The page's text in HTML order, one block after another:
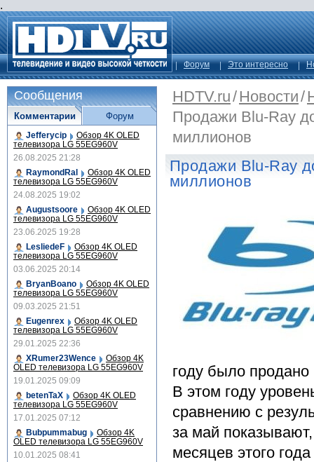
.
Форум Это интересно
HDTV.ru/Новости/
Продажи Blu-Ray
миллионов
Продажи Blu-Ray
миллионов
году было
В этом году
сравнению с
за май
месяцев этого
Сообщения
Комментарии
Jefferycip Обзор 4K OLED
телевизора LG 55EG960V
26.08.2025 21:28
RaymondRal
Обзор 4K OLED
телевизора LG 55EG960V
24.08.2025 19:02
Augustsoore
Обзор 4K OLED
телевизора LG 55EG960V
23.06.2025 19:28
LesliedeF
Обзор 4K OLED
телевизора LG 55EG960V
03.06.2025 20:14
BryanBoano
Обзор 4K OLED
телевизора LG 55EG960V
09.03.2025 21:51
Eugenrex
Обзор 4K OLED
телевизора LG 55EG960V
29.01.2025 22:36
XRumer23Wence
Обзор 4K
OLED телевизора LG 55EG960V
19.01.2025 09:09
betenTaX
Обзор 4K OLED
телевизора LG 55EG960V
17.01.2025 07:12
Bubpummabug
Обзор 4K
OLED телевизора LG 55EG960V
10.01.2025 08:41
Форум